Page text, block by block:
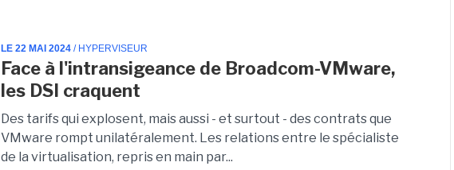
LE 22 MAI 2024 / HYPERVISEUR
Face à l'intransigeance de Broadcom-VMware,
les DSI craquent
Des tarifs qui explosent, mais aussi - et surtout - des contrats que
VMware rompt unilatéralement. Les relations entre le spécialiste
de la virtualisation, repris en main par...